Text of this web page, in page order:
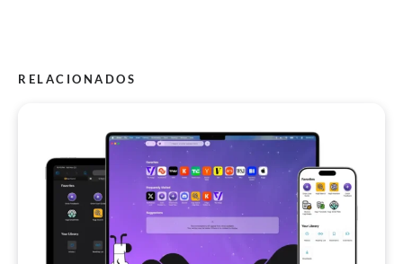
RELACIONADOS